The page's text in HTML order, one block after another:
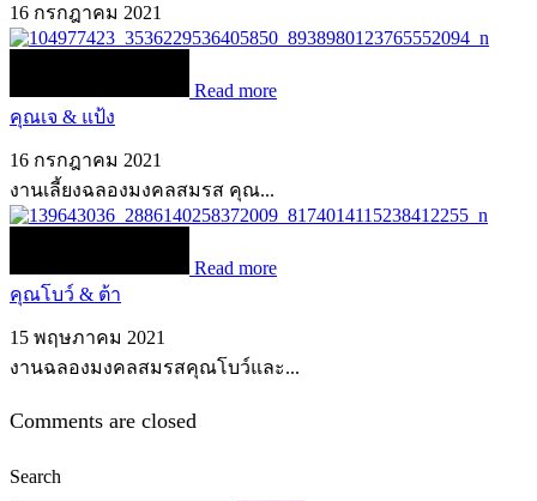
16 กรกฎาคม 2021
Read more
คุณเจ & แป้ง
16 กรกฎาคม 2021
งานเลี้ยงฉลองมงคลสมรส คุณ...
Read more
คุณโบว์ & ต้า
15 พฤษภาคม 2021
งานฉลองมงคลสมรสคุณโบว์และ...
Comments are closed
Search